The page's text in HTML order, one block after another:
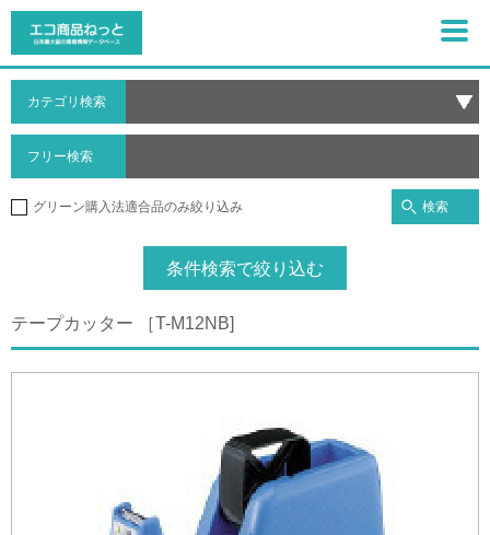
カテゴリ検索
フリー検索
グリーン購入法適合品のみ絞り込み 検索
条件検索で絞り込む
テープカッター ［T-M12NB]